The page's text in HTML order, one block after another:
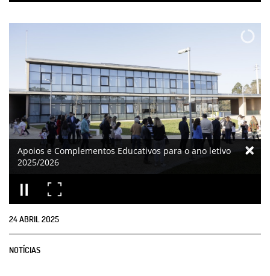
Apoios e Complementos Educativos para o ano letivo
2025/2026
24ABRIL 2025
NOTÍCIAS